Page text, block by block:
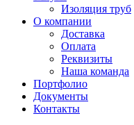
Изоляция труб
О компании
Доставка
Оплата
Реквизиты
Наша команда
Портфолио
Документы
Контакты